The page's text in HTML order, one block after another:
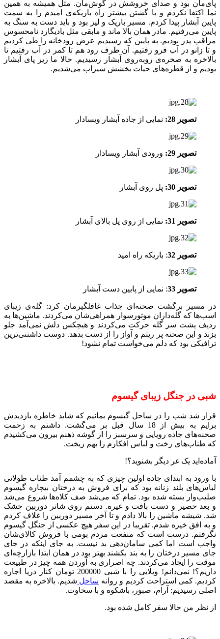
پای‌مان بود و صدای خروشش در گوش‌مان. مثل همیشه به همین
نما اکتفا نکردم و با گشتن بیشتر راه باریکه‌ی امیدم را به سمت
پایین آبشار پیدا کردم. مسیر باریک و لیز بود و باید دست به سنگ به
پایین می‌رفتیم. مادر همان بالا ماند و مابقی مثل بادیگارد نامحسوس
مراقب پدر بودیم. به پایین که رسیدیم عرض رودخانه را طی کردیم
و تا زانو در آب فرو رفتیم. آن طرف رود هم تا کمر در آب رفتیم تا
بالاخره به صخره‌ی روبه‌روی آبشار رسیدیم. حالا ما زیر پای آبشار
بودیم و از قطره‌های حیات بخشش سیراب می‌شدیم.
تصویر 28: نمایی از جاده آبشار ویسادار
تصویر 29: ورودی آبشار ویسادار
تصویر 30: پل روی آبشار
تصویر 31: نمایی از روی پل بالای آبشار
تصویر 32 : باریکه راه امید
تصویر 33 : نمایی از پایین دست آبشار
در مسیر برگشت صحنه‌ای جذاب غافلگیرمان کرد: گله‌ی زیبای
اسب‌ها که گله‌داران موتورسوار همراهی‌شان می‌کردند. ماشین‌ها به
ردیف پشت سر گله حرکت می‌کردند و هیچکس دلش نمی‌آمد جلو
بزند و این صحنه پر ریتم و آواز را از دست بدهد. دوست داشتنی‌ترین
ترافیکی بود که دلم می‎‌خواست تمام نشود!
شبی در جنگل زیبای گیسوم
قرار شد شب را در ساحل گیسوم بمانیم که شاید خاطره بازدیدش
برایم به بیش از 18 سال قبل بر می‌گشت. داشتم به زحمت
صحنه‌های جاده رویایی و سرسبز را از گوشه ذهنم بیرون می‌کشیدم
که طناب‌های رخت و لباس افکارم را بهم ریخت.
آماده‌اید یک غر دیگر بشنوید؟!
با ورود به ابتدای جاده اولین چیزی که به چشمم آمد طناب طولانی
لباس‌های بلند زنانه بود که برای فروش به درختان بیچاره گیسوم
صلیب‌وار بسته شده بود. تمام که می‌شد صف کلاه‌ها شروع می‌شد
و بعد حصیر و دست بافت و غیره. دستم روی شاتر دوربین خشک
شد. شیشه ماشین را بالا دادم و تا آخر مسیر دوربین را غلاف کردم
و به افق خیره شدم. تقریبا در این سفر هیچ عکسی از جنگل گیسوم
نگرفتم. درست است که منفعت مردم بومی با فروش کالای‌شان
واجب است اما کمی سامان‌دهی بد نیست. به جای اینکه در جای
جای مسیر درختان را به بند بکشند بهتر بود در همان ابتدا بازارچه‌ای
موقت را ایجاد می‌کردند. چه اصراری به آوردن همه چیز در طبیعت
داریم؟! نمی‌دانم! ویلایی را با شبی 200000 تومان کنار دریا اجاره
کردیم. کمی استراحت کردیم و روانه ساحل شدیم. بالاخره به مقصد
اصلی رسیدیم: آرام، صبور، باشکوه و با سخاوت.
از نظر من حالا سفر کامل شده بود.